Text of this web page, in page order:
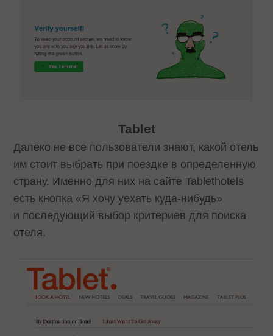
Tablet
Далеко не все пользователи знают, какой отель
им стоит выбрать при поездке в определенную
страну. Именно для них на сайте Tablethotels
есть кнопка «Я хочу уехать куда-нибудь»
и последующий выбор критериев для поиска
отеля.